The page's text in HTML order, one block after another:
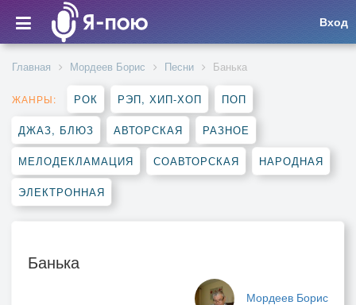
Вход
Главная Мордеев Борис Песни Банька
ЖАНРЫ: РОК РЭП, ХИП-ХОП ПОП
ДЖАЗ, БЛЮЗ АВТОРСКАЯ РАЗНОЕ
МЕЛОДЕКЛАМАЦИЯ СОАВТОРСКАЯ НАРОДНАЯ
ЭЛЕКТРОННАЯ
Банька
Мордеев Борис